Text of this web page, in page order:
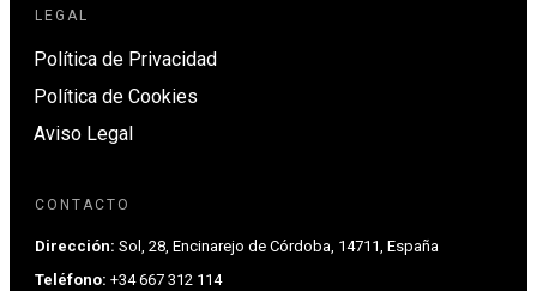
LEGAL
Política de Privacidad
Política de Cookies
Aviso Legal
CONTACTO
Dirección: Sol, 28, Encinarejo de Córdoba, 14711, España
Teléfono: +34 667 312 114